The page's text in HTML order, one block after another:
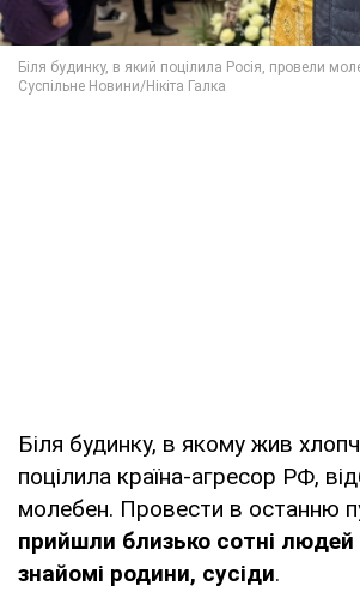
Біля будинку, в якому жив
поцілила країна-агресор РФ,
молебен. Провести в останню
прийшли близько сотні людей
знайомі родини, сусіди.